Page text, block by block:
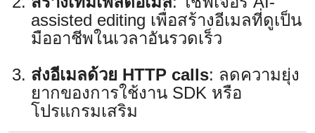
assisted editing เพื่อสร้างอีเมลที่ดูเป็น
มืออาชีพในเวลาอันรวดเร็ว
ส่งอีเมลด้วย HTTP calls: ลดความยุ่ง
ยากของการใช้งาน SDK หรือ
โปรแกรมเสริม